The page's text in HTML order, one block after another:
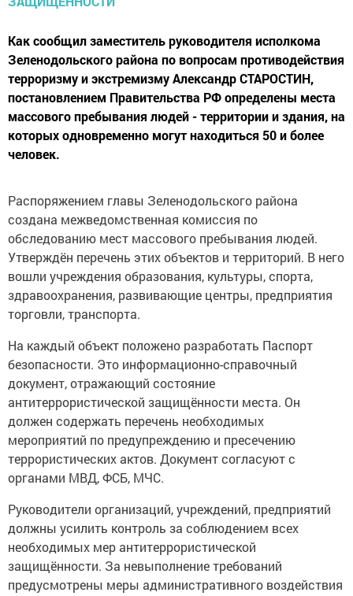
Как сообщил заместитель руководителя исполкома
Зеленодольского района по вопросам противодействия
терроризму и экстремизму Александр СТАРОСТИН,
постановлением Правительства РФ определены места
массового пребывания людей - территории и здания, на
которых одновременно могут находиться 50 и более
человек.
Распоряжением главы Зеленодольского района
создана межведомственная комиссия по
обследованию мест массового пребывания людей.
Утверждён перечень этих объектов и территорий. В него
вошли учреждения образования, культуры, спорта,
здравоохранения, развивающие центры, предприятия
торговли, транспорта.
На каждый объект положено разработать Паспорт
безопасности. Это информационно-справочный
документ, отражающий состояние
антитеррористической защищённости места. Он
должен содержать перечень необходимых
мероприятий по предупреждению и пресечению
террористических актов. Документ согласуют с
органами МВД, ФСБ, МЧС.
Руководители организаций, учреждений, предприятий
должны усилить контроль за соблюдением всех
необходимых мер антитеррористической
защищённости. За невыполнение требований
предусмотрены меры административного воздействия